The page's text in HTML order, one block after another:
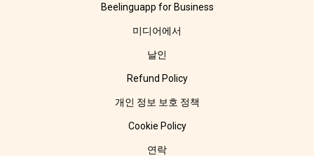
Beelinguapp for Business
미디어에서
날인
Refund Policy
개인 정보 보호 정책
Cookie Policy
연락